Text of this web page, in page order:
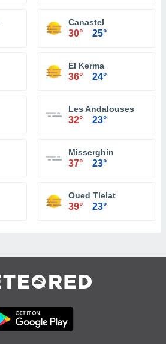
Canastel
30° 25°
El Kerma
36° 24°
Les Andalouses
32° 23°
Misserghin
37° 23°
Oued Tlelat
39° 23°